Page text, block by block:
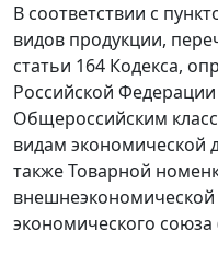
В соответствии с
видов продукции,
статьи 164 Кодекса,
Российской Федерации
Общероссийским
видам экономической
также Товарной
внешнеэкономической
экономического